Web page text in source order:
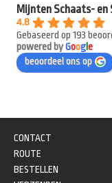
Mijnten Schaats-
4.8
Gebaseerd op 193
powered byGooge
beoordeel ons op
CONTACT
ROUTE
BESTELLEN